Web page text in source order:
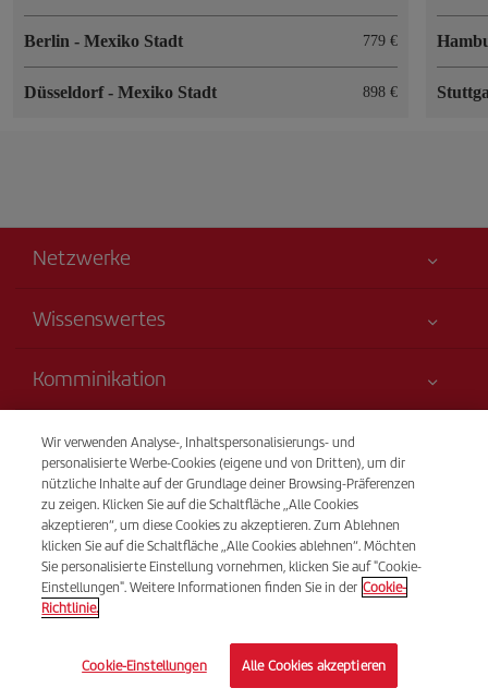
Berlin - Mexiko Stadt 779 €
Düsseldorf- Mexiko Stadt 898 €
Netzwerke
Wissenswertes
Erklärung zur Barrierefreiheit
Sitemap
Nachhaltigkeit
Komminikation
Iberia-Gruppe
Aktionäre und Investoren
Unsere Allianzen
British Airways
Transparenz
Rechtliche Hinweise
Beförderungs- bedingungen
Fluggastrechte
Allgemeine Geschäftsbedingungen des Iberia Club
Bedingungen für die Registrierung auf iberia.com
Richtlinien zum Schutz personenbezogener Daten
Telefonverkauf
(+49) 69 50073874
Montags bis sonntags 09.00 - 20.00 Uhr (Deutsch). Montags bis
sonntags 00.00 - 24.00 Uhr (Spanisch und Englisch). Auch
Auskünfte über Flüge und Flugzeiten.
© Iberia 2026
Wir verwenden Analyse-, Inhaltspersonalisierungs- und
personalisierte Werbe-Cookies (eigene und von Dritten), um dir
nützliche Inhalte auf der Grundlage deiner Browsing-Präferenzen
zu zeigen. Klicken Sie auf die Schaltfläche „Alle Cookies
akzeptieren“, um diese Cookies zu akzeptieren. Zum Ablehnen
klicken Sie auf die Schaltfläche „Alle Cookies ablehnen“. Möchten
Sie personalisierte Einstellung vornehmen, klicken Sie auf "Cookie-
Einstellungen". Weitere Informationen finden Sie in der Cookie-
Richtlinie.
Cookie-Einstellungen Alle Cookies akzeptieren